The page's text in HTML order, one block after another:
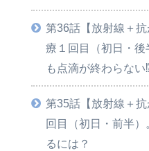
第36話【放射線＋
療１回目（初日・
も点滴が終わらない
第35話【放射線＋
回目（初日・前半
るには？